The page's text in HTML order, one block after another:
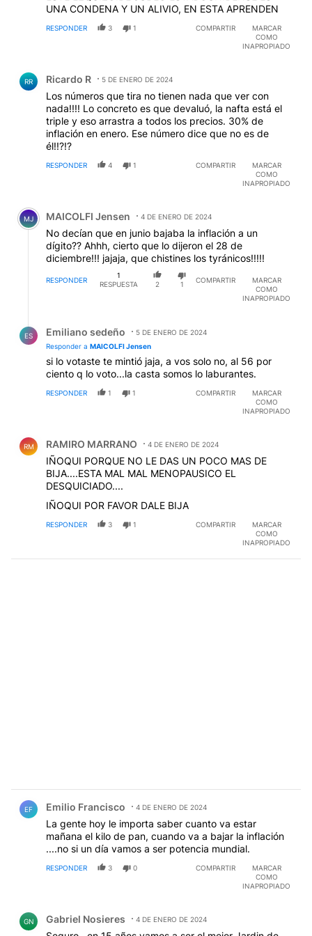
UNA CONDENA Y UN ALIVIO, EN ESTA APRENDEN
RESPONDER 3 1 COMPARTIR
MARCAR
COMO
INAPROPIADO
RR Ricardo R 5 DE ENERO DE 2024
Los números que tira no tienen nada que ver con
nada!!!! Lo concreto es que devaluó, la nafta está el
triple y eso arrastra a todos los precios. 30% de
inflación en enero. Ese número dice que no es de
él!!?!?
RESPONDER 4 1 COMPARTIR
MARCAR
COMO
INAPROPIADO
Comentario de MAICOLFI Jensen.
MJ MAICOLFI Jensen 4 DE ENERO DE 2024
No decían que en junio bajaba la inflación a un
dígito?? Ahhh, cierto que lo dijeron el 28 de
diciembre!!! jajaja, que chistines los tyránicos!!!!!
RESPONDER
1
RESPUESTA
2 1
COMPARTIR
MARCAR
COMO
INAPROPIADO
ES Emiliano sedeño
5 DE ENERO DE 2024
Responder a MAICOLFI Jensen
si lo votaste te mintió jaja, a vos solo no, al 56 por
ciento q lo voto...la casta somos lo laburantes.
RESPONDER 1 1 COMPARTIR
MARCAR
COMO
INAPROPIADO
RM RAMIRO MARRANO 4 DE ENERO DE 2024
IÑOQUI PORQUE NO LE DAS UN POCO MAS DE
BIJA....ESTA MAL MAL MENOPAUSICO EL
DESQUICIADO....
IÑOQUI POR FAVOR DALE BIJA
RESPONDER 3 1 COMPARTIR
MARCAR
COMO
INAPROPIADO
EF Emilio Francisco 4 DE ENERO DE 2024
La gente hoy le importa saber cuanto va estar
mañana el kilo de pan, cuando va a bajar la inflación
....no si un día vamos a ser potencia mundial.
RESPONDER 3 0 COMPARTIR
MARCAR
COMO
INAPROPIADO
GN Gabriel Nosieres 4 DE ENERO DE 2024